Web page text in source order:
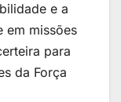
e 100%
e a
em missões
para
da Força